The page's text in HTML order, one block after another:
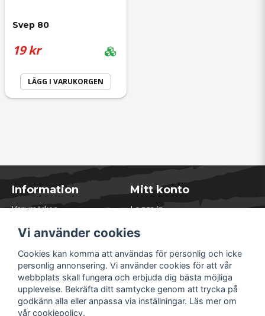
Svep 80
19 kr
LÄGG I VARUKORGEN
Information
Varumärken
Kontakta oss
Öppettider Lager
Om Soliduct
Soliduct & Ventilation.se
Informationssidor
Returer
Mitt konto
Logga in
Glömt lösenord?
Vi använder cookies
Cookies kan komma att användas för personlig och icke
personlig annonsering. Vi använder cookies för att vår
webbplats skall fungera och erbjuda dig bästa möjliga
upplevelse. Bekräfta ditt samtycke genom att trycka på
godkänn alla eller anpassa via inställningar. Läs mer om
vår cookiepolicy.